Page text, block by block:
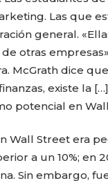
Las que
general.
otras
McGrath dice
existe la
potencial en
Wall Street era
a un 10%; en
Sin embargo,